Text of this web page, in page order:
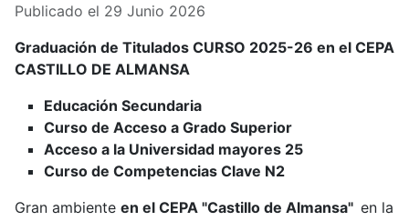
Publicado el 29 Junio 2026
Graduación de Titulados CURSO 2025-26 en el CEPA
CASTILLO DE ALMANSA
Educación Secundaria
Curso de Acceso a Grado Superior
Acceso a la Universidad mayores 25
Curso de Competencias Clave N2
Gran ambiente en el CEPA "Castillo de Almansa" en la